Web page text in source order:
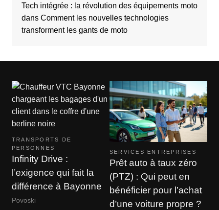
Tech intégrée : la révolution des équipements moto
dans Comment les nouvelles technologies
transforment les gants de moto
TRANSPORTS DE
PERSONNES
Infinity Drive :
l’exigence qui fait la
différence à Bayonne
Povoski
SERVICES ENTREPRISES
Prêt auto à taux zéro
(PTZ) : Qui peut en
bénéficier pour l’achat
d’une voiture propre ?